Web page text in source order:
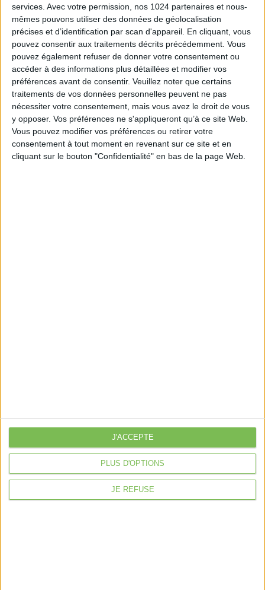
services. Avec votre permission, nos 1024 partenaires et nous-
mêmes pouvons utiliser des données de géolocalisation
précises et d’identification par scan d'appareil. En cliquant, vous
pouvez consentir aux traitements décrits précédemment. Vous
pouvez également refuser de donner votre consentement ou
accéder à des informations plus détaillées et modifier vos
préférences avant de consentir. Veuillez noter que certains
traitements de vos données personnelles peuvent ne pas
nécessiter votre consentement, mais vous avez le droit de vous
y opposer. Vos préférences ne s'appliqueront qu’à ce site Web.
Vous pouvez modifier vos préférences ou retirer votre
consentement à tout moment en revenant sur ce site et en
cliquant sur le bouton "Confidentialité" en bas de la page Web.
PLUS D'OPTIONS
JE REFUSE
J'ACCEPTE
Désormais, lorsqu’elles paient leurs cotisations par
virement, les entreprises peuvent obtenir les
coordonnées bancaires de leur Urssaf directement à
partir de leur compte en ligne. Ce nouveau service
sécurise leurs transactions avec l’Urssaf et leur
permet d’afficher les coordonnées bancaires, ainsi
que la référence à indiquer sur le virement pour
garantir la bonne affectation de leur paiement.
Pour accéder au service, il faut se rendre sur sa
messagerie et sélectionner le motif : Un paiement >
Connaître les moyens et dates de paiement >
Nos packs
libérale
Je gère mon activité
Je sécurise mon activité
À la une